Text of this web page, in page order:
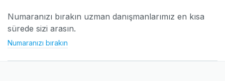
Numaranızı bırakın uzman danışmanlarımız en kısa
sürede sizi arasın.
Numaranızı bırakın